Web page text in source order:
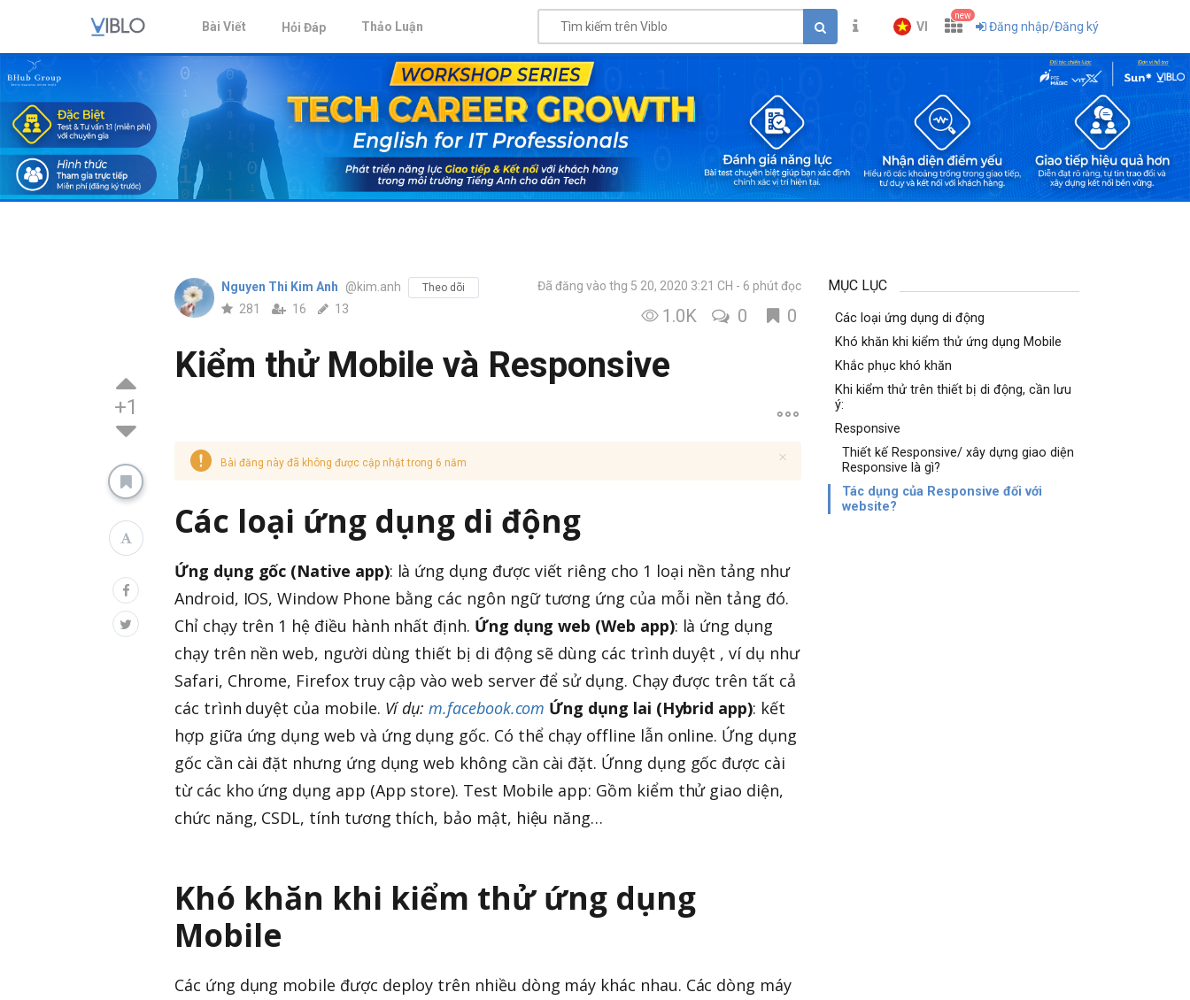
Bài Viết Hỏi Đáp Thảo Luận VI
new
Đăng nhập/Đăng ký
+1
Nguyen Thi Kim Anh @kim.anh Theo dõi
281 16 13
Đã đăng vào thg 5 20, 2020 3:21 CH 6 phút đọc
1.0K 0 0
Kiểm thử Mobile và Responsive
Bài đăng này đã không được cập nhật trong 6 năm
Các loại ứng dụng di động
Ứng dụng gốc (Native app): là ứng dụng được viết riêng cho 1 loại nền tảng như
Android, IOS, Window Phone bằng các ngôn ngữ tương ứng của mỗi nền tảng đó.
Chỉ chạy trên 1 hệ điều hành nhất định. Ứng dụng web (Web app): là ứng dụng
chạy trên nền web, người dùng thiết bị di động sẽ dùng các trình duyệt , ví dụ như
Safari, Chrome, Firefox truy cập vào web server để sử dụng. Chạy được trên tất cả
các trình duyệt của mobile. Ví dụ:m.facebook.com Ứng dụng lai (Hybrid app): kết
hợp giữa ứng dụng web và ứng dụng gốc. Có thể chạy offline lẫn online. Ứng dụng
gốc cần cài đặt nhưng ứng dụng web không cần cài đặt. Ứnng dụng gốc được cài
từ các kho ứng dụng app (App store). Test Mobile app: Gồm kiểm thử giao diện,
chức năng, CSDL, tính tương thích, bảo mật, hiệu năng…
Khó khăn khi kiểm thử ứng dụng
Mobile
Các ứng dụng mobile được deploy trên nhiều dòng máy khác nhau. Các dòng máy
MỤC LỤC
Các loại ứng dụng di động
Khó khăn khi kiểm thử ứng dụng Mobile
Khắc phục khó khăn
Khi kiểm thử trên thiết bị di động, cần lưu
ý:
Responsive
Thiết kế Responsive/ xây dựng giao diện
Responsive là gì?
Tác dụng của Responsive đối với
website?